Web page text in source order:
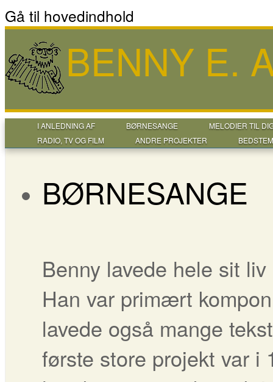
Gå til hovedindhold
BENNY E.
I ANLEDNING AF BØRNESANGE
MELODIER TIL
RADIO, TV OG FILM
ANDRE PROJEKTER
BØRNESANGE
Benny lavede hele sit
Han var primært
lavede også mange
første store projekt var i